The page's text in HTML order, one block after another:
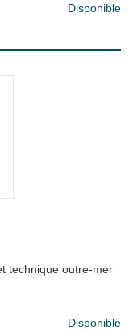
Disponible
technique outre-mer
Disponible